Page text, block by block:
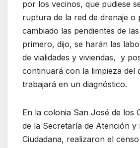
por los vecinos, que pudiese
ruptura de la red de drenaje o
cambiado las pendientes de
primero, dijo, se harán las
de vialidades y viviendas, y
continuará con la limpieza del
trabajará en un diagnóstico.
En la colonia San José de los
de la Secretaría de Atención y
Ciudadana, realizaron el